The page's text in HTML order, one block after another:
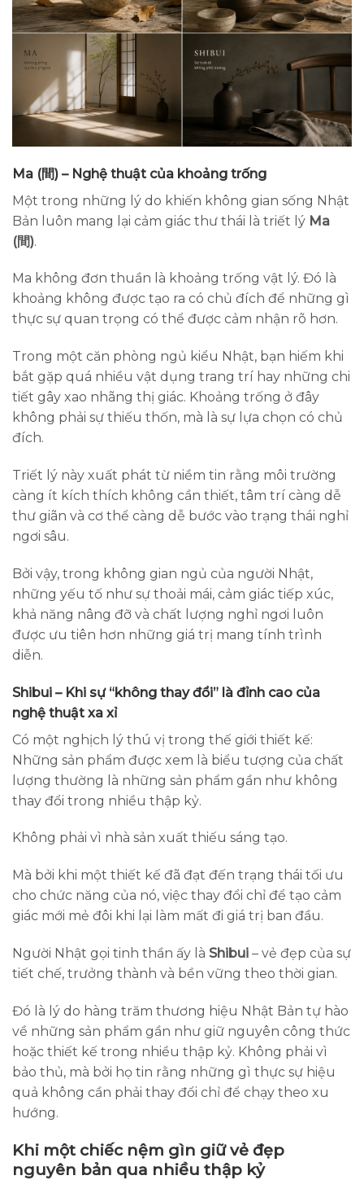
Ma (間) – Nghệ thuật của khoảng trống
Một trong những lý do khiến không gian sống Nhật
Bản luôn mang lại cảm giác thư thái là triết lý Ma
(間).
Ma không đơn thuần là khoảng trống vật lý. Đó là
khoảng không được tạo ra có chủ đích để những gì
thực sự quan trọng có thể được cảm nhận rõ hơn.
Trong một căn phòng ngủ kiểu Nhật, bạn hiếm khi
bắt gặp quá nhiều vật dụng trang trí hay những chi
tiết gây xao nhãng thị giác. Khoảng trống ở đây
không phải sự thiếu thốn, mà là sự lựa chọn có chủ
đích.
Triết lý này xuất phát từ niềm tin rằng môi trường
càng ít kích thích không cần thiết, tâm trí càng dễ
thư giãn và cơ thể càng dễ bước vào trạng thái nghỉ
ngơi sâu.
Bởi vậy, trong không gian ngủ của người Nhật,
những yếu tố như sự thoải mái, cảm giác tiếp xúc,
khả năng nâng đỡ và chất lượng nghỉ ngơi luôn
được ưu tiên hơn những giá trị mang tính trình
diễn.
Shibui – Khi sự “không thay đổi” là đỉnh cao của
nghệ thuật xa xỉ
Có một nghịch lý thú vị trong thế giới thiết kế:
Những sản phẩm được xem là biểu tượng của chất
lượng thường là những sản phẩm gần như không
thay đổi trong nhiều thập kỷ.
Không phải vì nhà sản xuất thiếu sáng tạo.
Mà bởi khi một thiết kế đã đạt đến trạng thái tối ưu
cho chức năng của nó, việc thay đổi chỉ để tạo cảm
giác mới mẻ đôi khi lại làm mất đi giá trị ban đầu.
Người Nhật gọi tinh thần ấy là Shibui – vẻ đẹp của sự
tiết chế, trưởng thành và bền vững theo thời gian.
Đó là lý do hàng trăm thương hiệu Nhật Bản tự hào
về những sản phẩm gần như giữ nguyên công thức
hoặc thiết kế trong nhiều thập kỷ. Không phải vì
bảo thủ, mà bởi họ tin rằng những gì thực sự hiệu
quả không cần phải thay đổi chỉ để chạy theo xu
hướng.
Khi một chiếc nệm gìn giữ vẻ đẹp
nguyên bản qua nhiều thập kỷ